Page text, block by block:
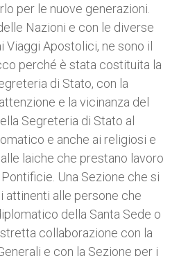
per le nuove generazioni.
Nazioni e con le diverse
Viaggi Apostolici, ne sono il
perché è stata costituita la
di Stato, con la
e la vicinanza del
Segreteria di Stato al
e anche ai religiosi e
laiche che prestano lavoro
Una Sezione che si
attinenti alle persone che
della Santa Sede o
collaborazione con la
e con la Sezione per i